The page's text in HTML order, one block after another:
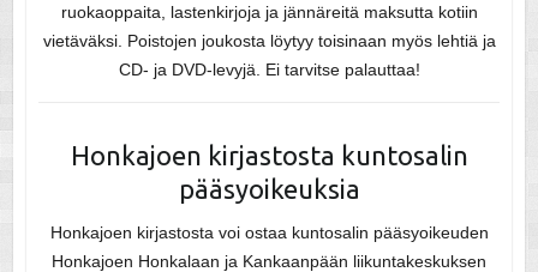
ruokaoppaita, lastenkirjoja ja jännäreitä maksutta kotiin
vietäväksi. Poistojen joukosta löytyy toisinaan myös lehtiä ja
CD- ja DVD-levyjä. Eitarvitse palauttaa!
Honkajoen kirjastosta kuntosalin
pääsyoikeuksia
Honkajoen kirjastosta voi ostaa kuntosalin pääsyoikeuden
Honkajoen Honkalaan ja Kankaanpään liikuntakeskuksen